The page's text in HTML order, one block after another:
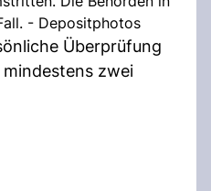
- Depositphotos
Überprüfung
zwei